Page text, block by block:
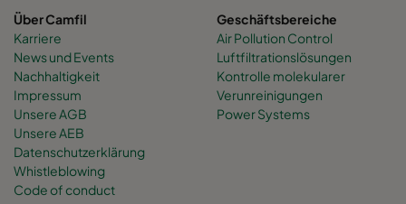
Über Camfil
Karriere
News und Events
Nachhaltigkeit
Impressum
Unsere AGB
Unsere AEB
Datenschutzerklärung
Whistleblowing
Code of conduct
Geschäftsbereiche
Air Pollution Control
Luftfiltrationslösungen
Kontrolle molekularer
Verunreinigungen
Power Systems